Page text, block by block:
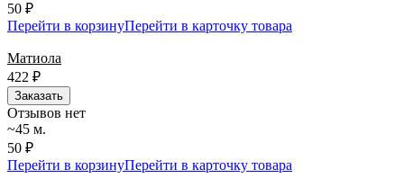
50 ₽
Перейти в корзинуПерейти в карточку товара
Матиола
422 ₽
Заказать
Отзывов нет
~45 м.
50 ₽
Перейти в корзинуПерейти в карточку товара